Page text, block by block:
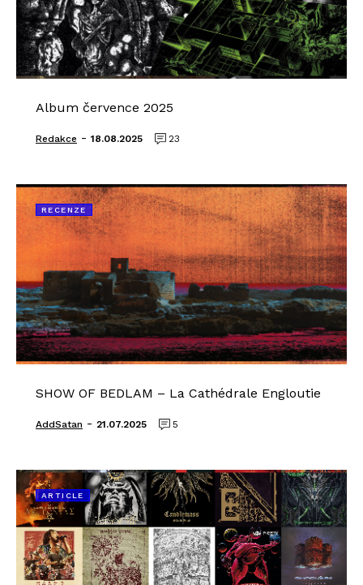
Album července 2025
Redakce - 18.08.2025 23
RECENZE
SHOW OF BEDLAM – La Cathédrale Engloutie
AddSatan - 21.07.2025 5
ARTICLE